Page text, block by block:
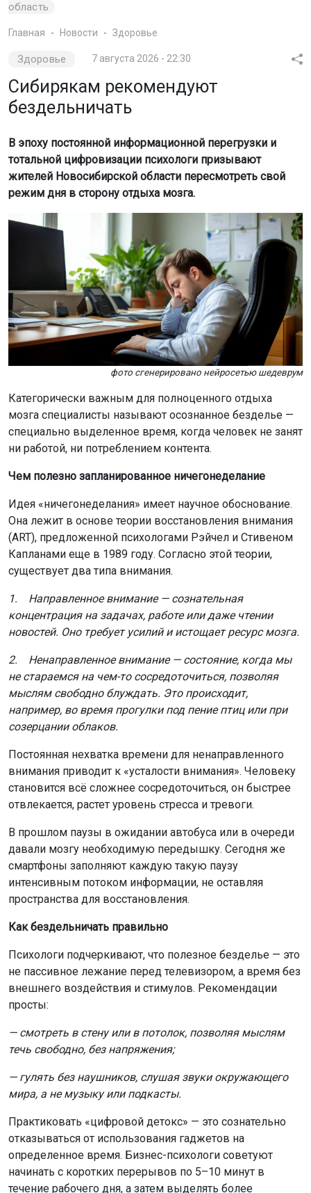
область
Главная Новости Здоровье
Здоровье 7 августа 2026 - 22:30
Сибирякам рекомендуют
бездельничать
В эпоху постоянной информационной перегрузки и
тотальной цифровизации психологи призывают
жителей Новосибирской области пересмотреть свой
режим дня в сторону отдыха мозга.
фото сгенерировано нейросетью шедеврум
Категорически важным для полноценного отдыха
мозга специалисты называют осознанное безделье —
специально выделенное время, когда человек не занят
ни работой, ни потреблением контента.
Чем полезно запланированное ничегонеделание
Идея «ничегонеделания» имеет научное обоснование.
Она лежит в основе теории восстановления внимания
(ART), предложенной психологами Рэйчел и Стивеном
Капланами еще в 1989 году. Согласно этой теории,
существует два типа внимания.
1. Направленное внимание — сознательная
концентрация на задачах, работе или даже чтении
новостей. Оно требует усилий и истощает ресурс мозга.
2. Ненаправленное внимание — состояние, когда мы
не стараемся на чем-то сосредоточиться, позволяя
мыслям свободно блуждать. Это происходит,
например, во время прогулки под пение птиц или при
созерцании облаков.
Постоянная нехватка времени для ненаправленного
внимания приводит к «усталости внимания». Человеку
становится всё сложнее сосредоточиться, он быстрее
отвлекается, растет уровень стресса и тревоги.
В прошлом паузы в ожидании автобуса или в очереди
давали мозгу необходимую передышку. Сегодня же
смартфоны заполняют каждую такую паузу
интенсивным потоком информации, не оставляя
пространства для восстановления.
Как бездельничать правильно
Психологи подчеркивают, что полезное безделье — это
не пассивное лежание перед телевизором, а время без
внешнего воздействия и стимулов. Рекомендации
просты:
— смотреть в стену или в потолок, позволяя мыслям
течь свободно, без напряжения;
— гулять без наушников, слушая звуки окружающего
мира, а не музыку или подкасты.
Практиковать «цифровой детокс» — это сознательно
отказываться от использования гаджетов на
определенное время. Бизнес-психологи советуют
начинать с коротких перерывов по 5–10 минут в
течение рабочего дня, а затем выделять более